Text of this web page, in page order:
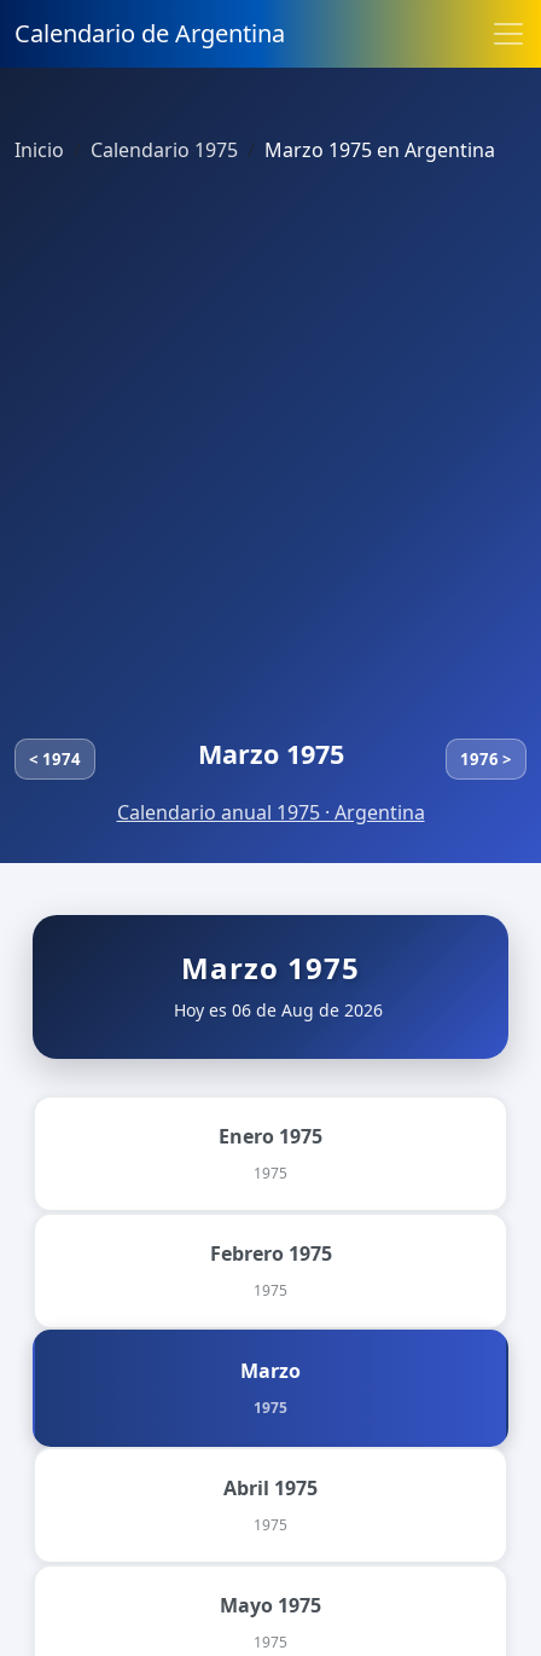
Calendario de Argentina
Inicio Calendario 1975 Marzo 1975 en Argentina
< 1974 Marzo 1975 1976 >
Calendario anual 1975 · Argentina
Marzo 1975
Hoy es 06 de Aug de 2026
Enero 1975
1975
Febrero 1975
1975
Marzo
1975
Abril 1975
1975
Mayo 1975
1975